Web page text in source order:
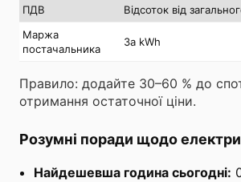
ПДВ
Відсоток від
Маржа
постачальника
За kWh
Правило: додайте 30–60 % до
отримання остаточної ціни.
Розумні поради щодо
Найдешевша година сьогодні: